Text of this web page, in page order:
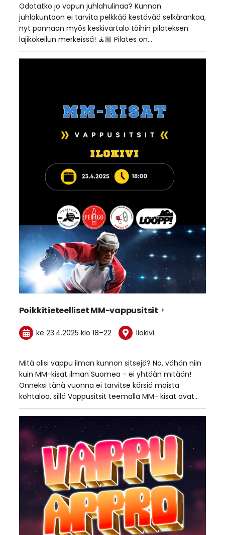
Odotatko jo vapun juhlahulinaa? Kunnon
juhlakuntoon ei tarvita pelkkää kestävää selkärankaa,
nyt pannaan myös keskivartalo töihin pilateksen
lajikokeilun merkeissä! 🧘🏼 Pilates on…
Poikkitieteelliset MM-vappusitsit
ke 23.4.2025klo 18–22 Ilokivi
Mitä olisi vappu ilman kunnon sitsejä? No, vähän niin
kuin MM-kisat ilman Suomea - ei yhtään mitään!
Onneksi tänä vuonna ei tarvitse kärsiä moista
kohtaloa, sillä Vappusitsit teemalla MM- kisat ovat…